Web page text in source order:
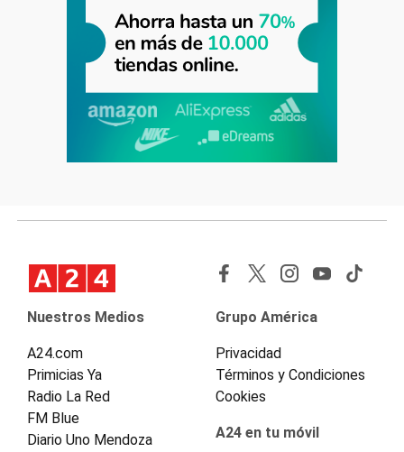
Nuestros Medios
A24.com
Primicias Ya
Radio La Red
FM Blue
Diario Uno Mendoza
Grupo América
Privacidad
Términos y Condiciones
Cookies
A24 en tu móvil